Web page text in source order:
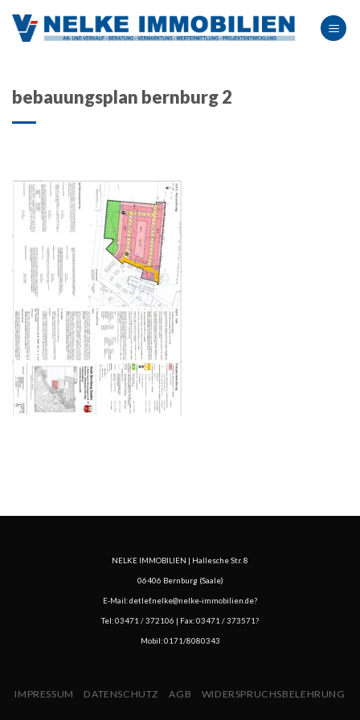
bebauungsplan bernburg 2
NELKE IMMOBILIEN | Hallesche Str. 8
06406 Bernburg (Saale)
E-Mail:detlef.nelke@nelke-immobilien.de?
Tel:03471 / 372106 | Fax: 03471 / 373571?
Mobil:0171/8080343
IMPRESSUM DATENSCHUTZ AGB WIDERSPRUCHSBELEHRUNG